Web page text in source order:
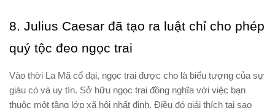
8. Julius Caesar đã tạo ra luật chỉ cho phép
quý tộc đeo ngọc trai
Vào thời La Mã cổ đại, ngọc trai được cho là biểu tượng của sự
giàu có và uy tín. Sở hữu ngọc trai đồng nghĩa với việc bạn
thuộc một tầng lớp xã hội nhất định. Điều đó giải thích tại sao